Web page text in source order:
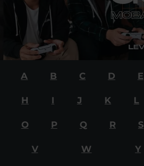
A B C D E
H I J K L
O P Q R S
V W Y